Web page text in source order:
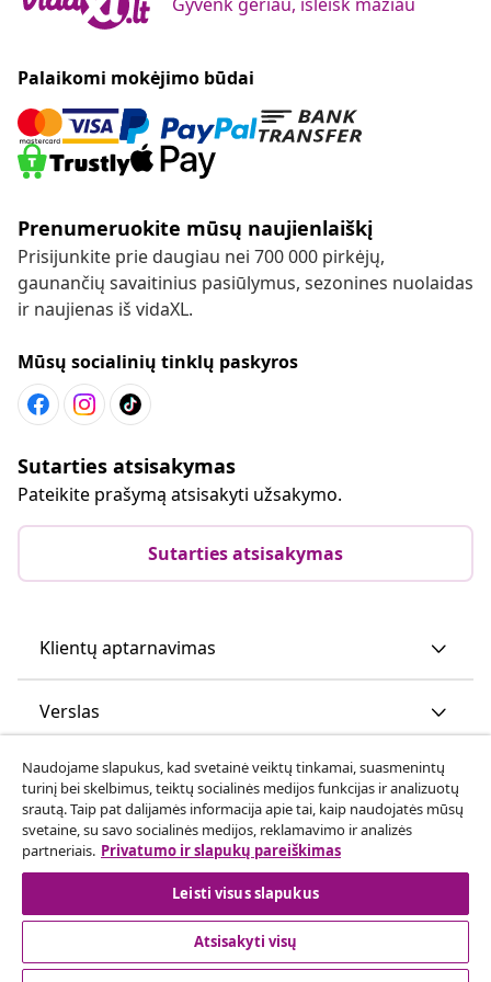
Palaikomi mokėjimo būdai
Prenumeruokite mūsų naujienlaiškį
Prisijunkite prie daugiau nei 700 000 pirkėjų,
gaunančių savaitinius pasiūlymus, sezonines nuolaidas
ir naujienas iš vidaXL.
Mūsų socialinių tinklų paskyros
Sutarties atsisakymas
Pateikite prašymą atsisakyti užsakymo.
Sutarties atsisakymas
Klientų aptarnavimas
Verslas
vidaXL
Atraskite daugiau
Naudojame slapukus, kad svetainė veiktų tinkamai, suasmenintų
turinį bei skelbimus, teiktų socialinės medijos funkcijas ir analizuotų
srautą. Taip pat dalijamės informacija apie tai, kaip naudojatės mūsų
svetaine, su savo socialinės medijos, reklamavimo ir analizės
partneriais. Privatumo ir slapukų pareiškimas
Leisti visus slapukus
Atsisakyti visų